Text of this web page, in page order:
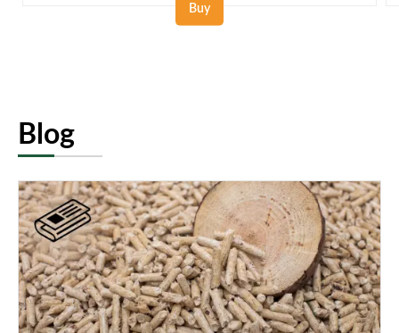
Buy
Blog